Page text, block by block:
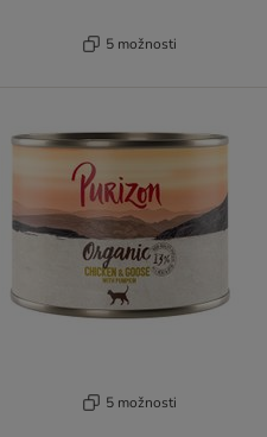
5 možnosti
5 možnosti